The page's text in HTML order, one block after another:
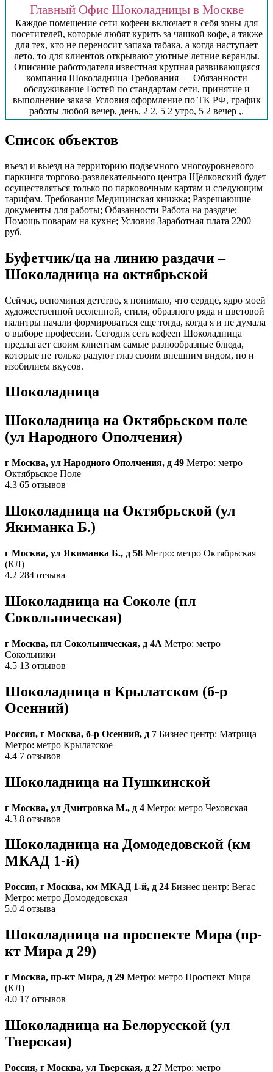
Главный Офис Шоколадницы в Москве
Каждое помещение сети кофеен включает в себя зоны для
посетителей, которые любят курить за чашкой кофе, а также
для тех, кто не переносит запаха табака, а когда наступает
лето, то для клиентов открывают уютные летние веранды.
Описание работодателя известная крупная развивающаяся
компания Шоколадница Требования — Обязанности
обслуживание Гостей по стандартам сети, принятие и
выполнение заказа Условия оформление по ТК РФ, график
работы любой вечер, день, 2 2, 5 2 утро, 5 2 вечер ,.
Список объектов
въезд и выезд на территорию подземного многоуровневого
паркинга торгово-развлекательного центра Щёлковский будет
осуществляться только по парковочным картам и следующим
тарифам. Требования Медицинская книжка; Разрешающие
документы для работы; Обязанности Работа на раздаче;
Помощь поварам на кухне; Условия Заработная плата 2200
руб.
Буфетчик/ца на линию раздачи –
Шоколадница на октябрьской
Сейчас, вспоминая детство, я понимаю, что сердце, ядро моей
художественной вселенной, стиля, образного ряда и цветовой
палитры начали формироваться еще тогда, когда я и не думала
о выборе профессии. Сегодня сеть кофеен Шоколадница
предлагает своим клиентам самые разнообразные блюда,
которые не только радуют глаз своим внешним видом, но и
изобилием вкусов.
Шоколадница
Шоколадница на Октябрьском поле
(ул Народного Ополчения)
г Москва, ул Народного Ополчения, д 49 Метро: метро
Октябрьское Поле
4.3 65 отзывов
Шоколадница на Октябрьской (ул
Якиманка Б.)
г Москва, ул Якиманка Б., д 58 Метро: метро Октябрьская
(КЛ)
4.2 284 отзыва
Шоколадница на Соколе (пл
Сокольническая)
г Москва, пл Сокольническая, д 4А Метро: метро
Сокольники
4.5 13 отзывов
Шоколадница в Крылатском (б-р
Осенний)
Россия, г Москва, б-р Осенний, д 7 Бизнес центр: Матрица
Метро: метро Крылатское
4.4 7 отзывов
Шоколадница на Пушкинской
г Москва, ул Дмитровка М., д 4 Метро: метро Чеховская
4.3 8 отзывов
Шоколадница на Домодедовской (км
МКАД 1-й)
Россия, г Москва, км МКАД 1-й, д 24 Бизнес центр: Вегас
Метро: метро Домодедовская
5.0 4 отзыва
Шоколадница на проспекте Мира (пр-
кт Мира д 29)
г Москва, пр-кт Мира, д 29 Метро: метро Проспект Мира
(КЛ)
4.0 17 отзывов
Шоколадница на Белорусской (ул
Тверская)
Россия, г Москва, ул Тверская, д 27 Метро: метро